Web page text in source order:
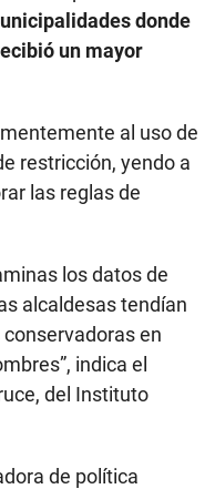
donde
un mayor
al uso de
restricción, yendo a
las reglas de
los datos de
alcaldesas tendían
en
indica el
del Instituto
de política